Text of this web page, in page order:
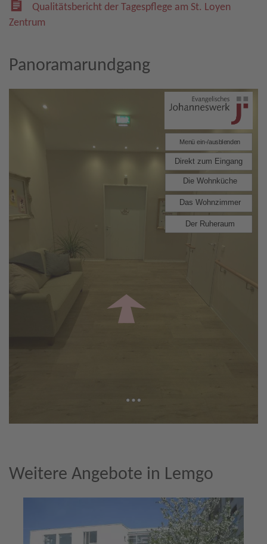
Qualitätsbericht der Tagespflege am St. Loyen
Zentrum
Panoramarundgang
Weitere Angebote in Lemgo